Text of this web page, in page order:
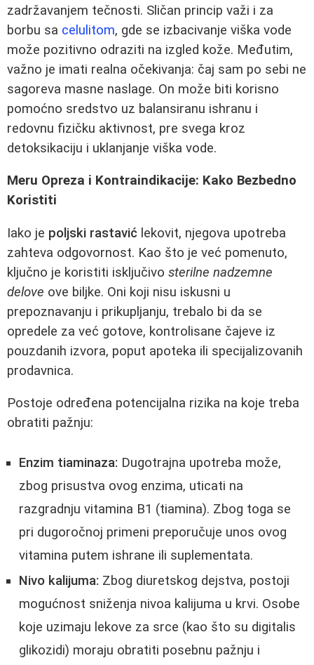
zadržavanjem tečnosti. Sličan princip važi i za
borbu sa celulitom, gde se izbacivanje viška vode
može pozitivno odraziti na izgled kože. Međutim,
važno je imati realna očekivanja: čaj sam po sebi ne
sagoreva masne naslage. On može biti korisno
pomoćno sredstvo uz balansiranu ishranu i
redovnu fizičku aktivnost, pre svega kroz
detoksikaciju i uklanjanje viška vode.
Meru Opreza i Kontraindikacije: Kako Bezbedno
Koristiti
Iako je poljski rastavić lekovit, njegova upotreba
zahteva odgovornost. Kao što je već pomenuto,
ključno je koristiti isključivo sterilne nadzemne
delove ove biljke. Oni koji nisu iskusni u
prepoznavanju i prikupljanju, trebalo bi da se
opredele za već gotove, kontrolisane čajeve iz
pouzdanih izvora, poput apoteka ili specijalizovanih
prodavnica.
Postoje određena potencijalna rizika na koje treba
obratiti pažnju:
Enzim tiaminaza: Dugotrajna upotreba može,
zbog prisustva ovog enzima, uticati na
razgradnju vitamina B1 (tiamina). Zbog toga se
pri dugoročnoj primeni preporučuje unos ovog
vitamina putem ishrane ili suplementata.
Nivo kalijuma: Zbog diuretskog dejstva, postoji
mogućnost sniženja nivoa kalijuma u krvi. Osobe
koje uzimaju lekove za srce (kao što su digitalis
glikozidi) moraju obratiti posebnu pažnju i